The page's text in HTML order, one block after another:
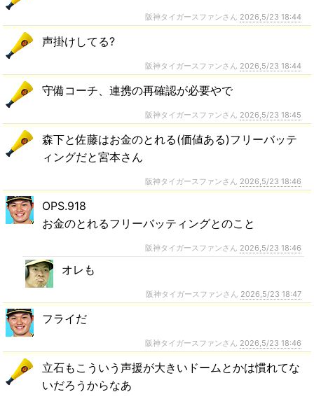
阪神タイガースファンさん 2026,5/23 18:44
声掛けしてる?
阪神タイガースファンさん 2026,5/23 18:44
守備コーチ、連携の再確認が必要やで
阪神タイガースファンさん 2026,5/23 18:45
森下と佐藤はお金のとれる(価値ある)フリーバッテ
ィングだと宮本さん
阪神タイガースファンさん 2026,5/23 18:46
OPS.918
お金のとれるフリーバッティングとのこと
阪神タイガースファンさん 2026,5/23 18:46
オレも
阪神タイガースファンさん 2026,5/23 18:47
フライだ
阪神タイガースファンさん 2026,5/23 18:46
立石もこういう声援が大きいドームとかは慣れてな
いだろうからなあ